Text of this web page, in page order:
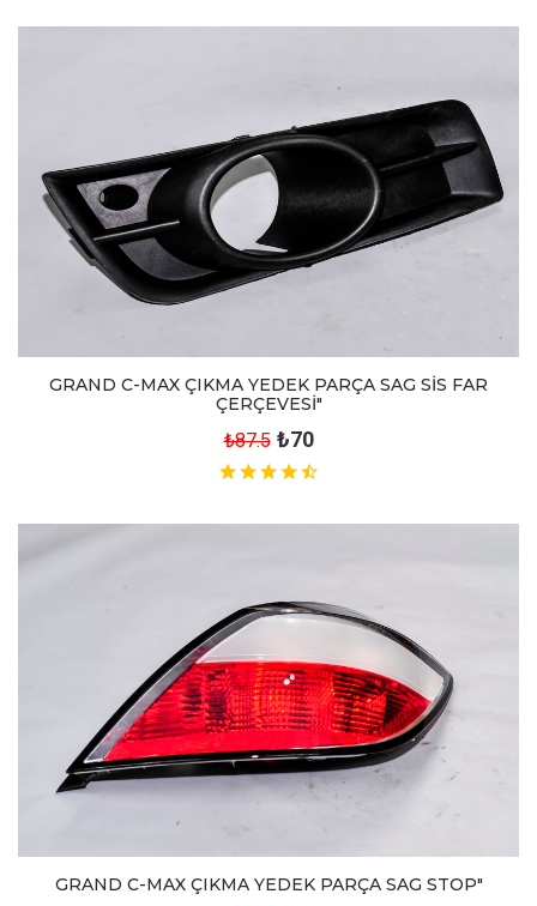
GRAND C-MAX ÇIKMA YEDEK PARÇA SAG SİS FAR
ÇERÇEVESİ"
₺87.5 ₺70
GRAND C-MAX ÇIKMA YEDEK PARÇA SAG STOP"